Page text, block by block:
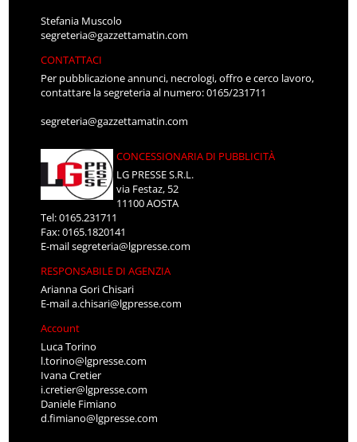
Stefania Muscolo
segreteria@gazzettamatin.com
CONTATTACI
Per pubblicazione annunci, necrologi, offro e cerco lavoro,
contattare la segreteria al numero: 0165/231711
segreteria@gazzettamatin.com
CONCESSIONARIA DI PUBBLICITÀ
LG PRESSE S.R.L.
via Festaz, 52
11100 AOSTA
Tel: 0165.231711
Fax: 0165.1820141
E-mailsegreteria@lgpresse.com
RESPONSABILE DI AGENZIA
Arianna Gori Chisari
E-maila.chisari@lgpresse.com
Account
Luca Torino
l.torino@lgpresse.com
Ivana Cretier
i.cretier@lgpresse.com
Daniele Fimiano
d.fimiano@lgpresse.com